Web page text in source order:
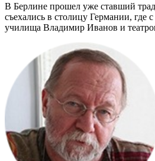
В Берлине прошел уже ставший
съехались в столицу Германии, где
училища Владимир Иванов и